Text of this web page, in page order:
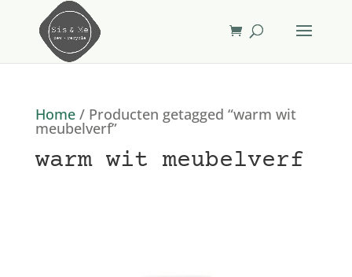
Home/ Producten getagged “warm wit
meubelverf”
warm wit meubelverf